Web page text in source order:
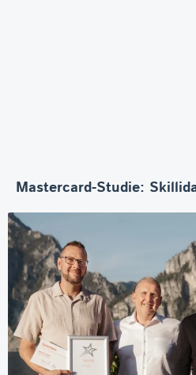
Mastercard-Studie: